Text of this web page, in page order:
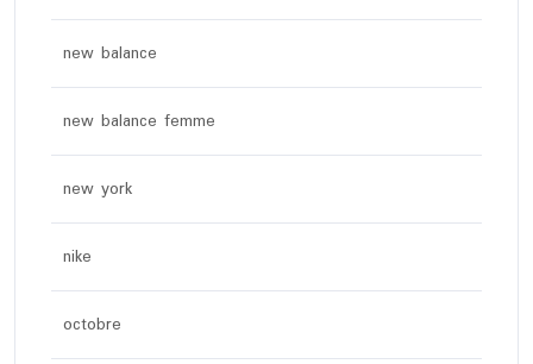
new balance
new balance femme
new york
nike
octobre